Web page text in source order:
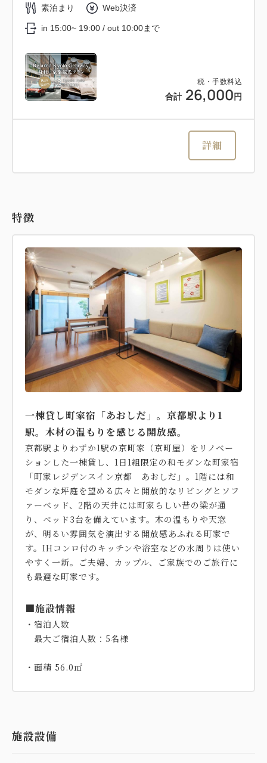
税・手数料込
合計 26,000 円
素泊まり Web決済
in 15:00~ 19:00 / out 10:00まで
詳細
特徴
一棟貸し町家宿「あおしだ」。京都駅より1
駅。木材の温もりを感じる開放感。
京都駅よりわずか1駅の京町家（京町屋）をリノベー
ションした一棟貸し、1日1組限定の和モダンな町家宿
「町家レジデンスイン京都 あおしだ」。1階には和
モダンな坪庭を望める広々と開放的なリビングとソフ
ァーベッド、2階の天井には町家らしい昔の梁が通
り、ベッド3台を備えています。木の温もりや天窓
が、明るい雰囲気を演出する開放感あふれる町家で
す。IHコンロ付のキッチンや浴室などの水周りは使い
やすく一新。ご夫婦、カップル、ご家族でのご旅行に
も最適な町家です。
■施設情報
・宿泊人数
最大ご宿泊人数：5名様
施設設備